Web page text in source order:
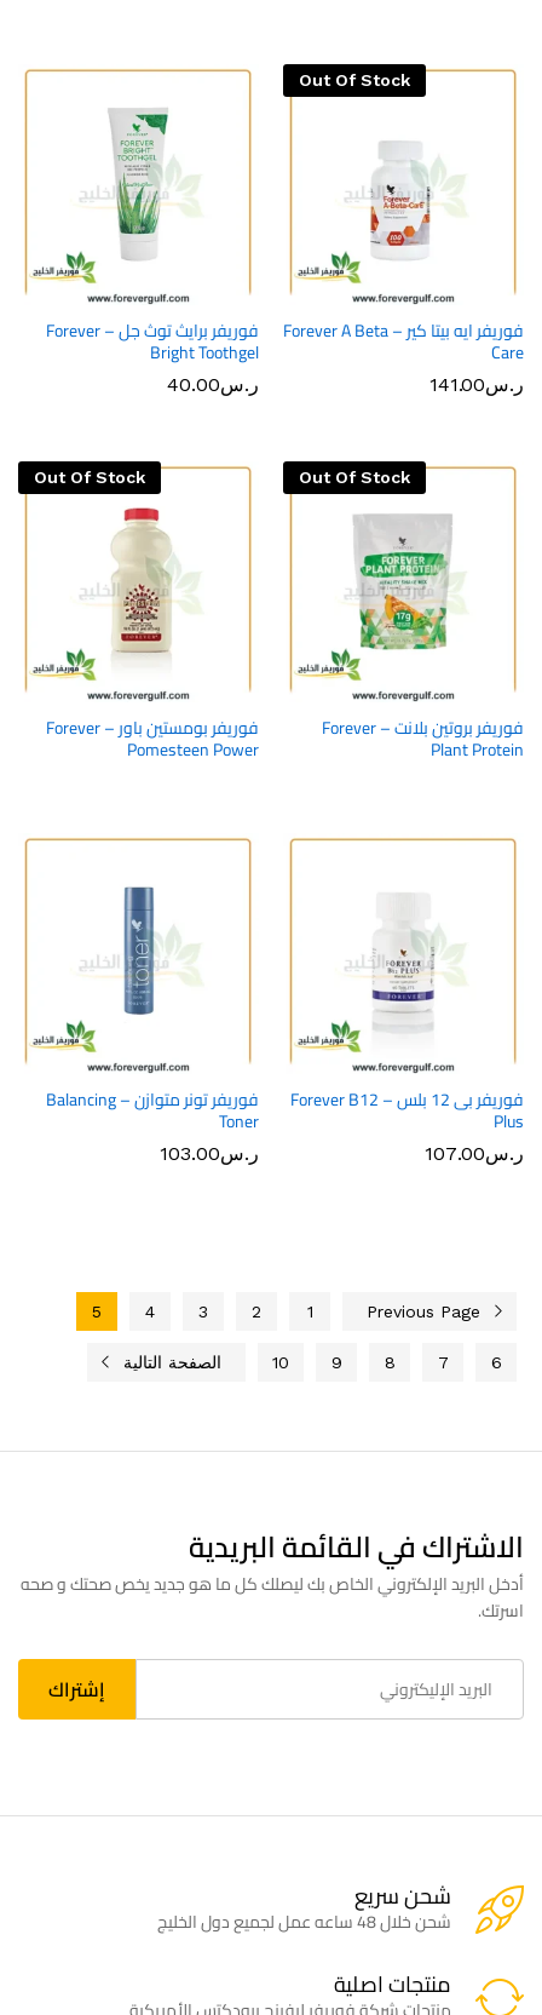
Out Of Stock
فوريفر ايه بيتا كير – Forever A Beta
Care
ر.س141.00
فوريفر برايث توث جل – Forever
Bright Toothgel
ر.س40.00
Out Of Stock
فوريفر بروتين بلانت – Forever
Plant Protein
Out Of Stock
فوريفر بومستين باور – Forever
Pomesteen Power
فوريفر بى 12 بلس – Forever B12
Plus
ر.س107.00
فوريفر تونر متوازن – Balancing
Toner
ر.س103.00
Previous Page
1
2
3
4
5
6
7
8
9
10 الصفحة التالية
الاشتراك في القائمة البريدية
أدخل البريد الإلكتروني الخاص بك ليصلك كل ما هو جديد يخص صحتك و صحه
اسرتك.
شحن سريع
شحن خلال 48 ساعه عمل لجميع دول الخليج
منتجات اصلية